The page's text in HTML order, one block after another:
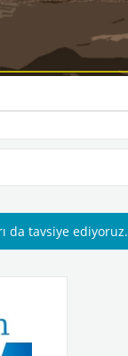
da tavsiye ediyoruz.